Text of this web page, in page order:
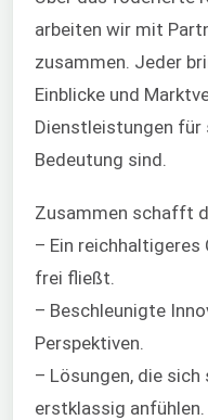
arbeiten wir mit
zusammen. Jeder
Einblicke und
Dienstleistungen für
Bedeutung sind.
Zusammen schafft
– Ein reichhaltigeres
frei fließt.
– Beschleunigte
Perspektiven.
– Lösungen, die
erstklassig anfühlen.